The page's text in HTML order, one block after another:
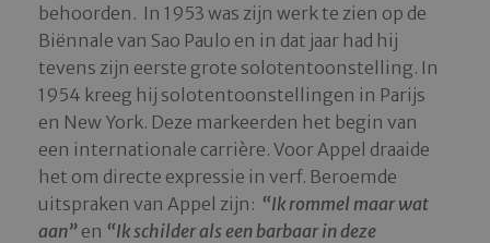
behoorden. In 1953 was zijn werk te zien op de
Biënnale van Sao Paulo en in dat jaar had hij
tevens zijn eerste grote solotentoonstelling. In
1954 kreeg hij solotentoonstellingen in Parijs
en New York. Deze markeerden het begin van
een internationale carrière. Voor Appel draaide
het om directe expressie in verf. Beroemde
uitspraken van Appel zijn: “Ik rommel maar wat
aan” en “Ik schilder als een barbaar in deze